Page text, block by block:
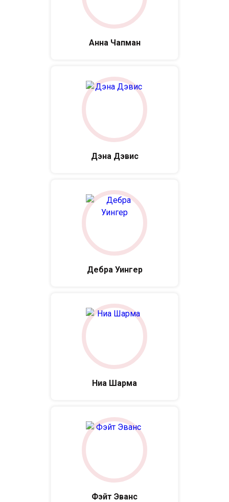
Анна Чапман
Дэна Дэвис
Дебра Уингер
Ниа Шарма
Фэйт Эванс